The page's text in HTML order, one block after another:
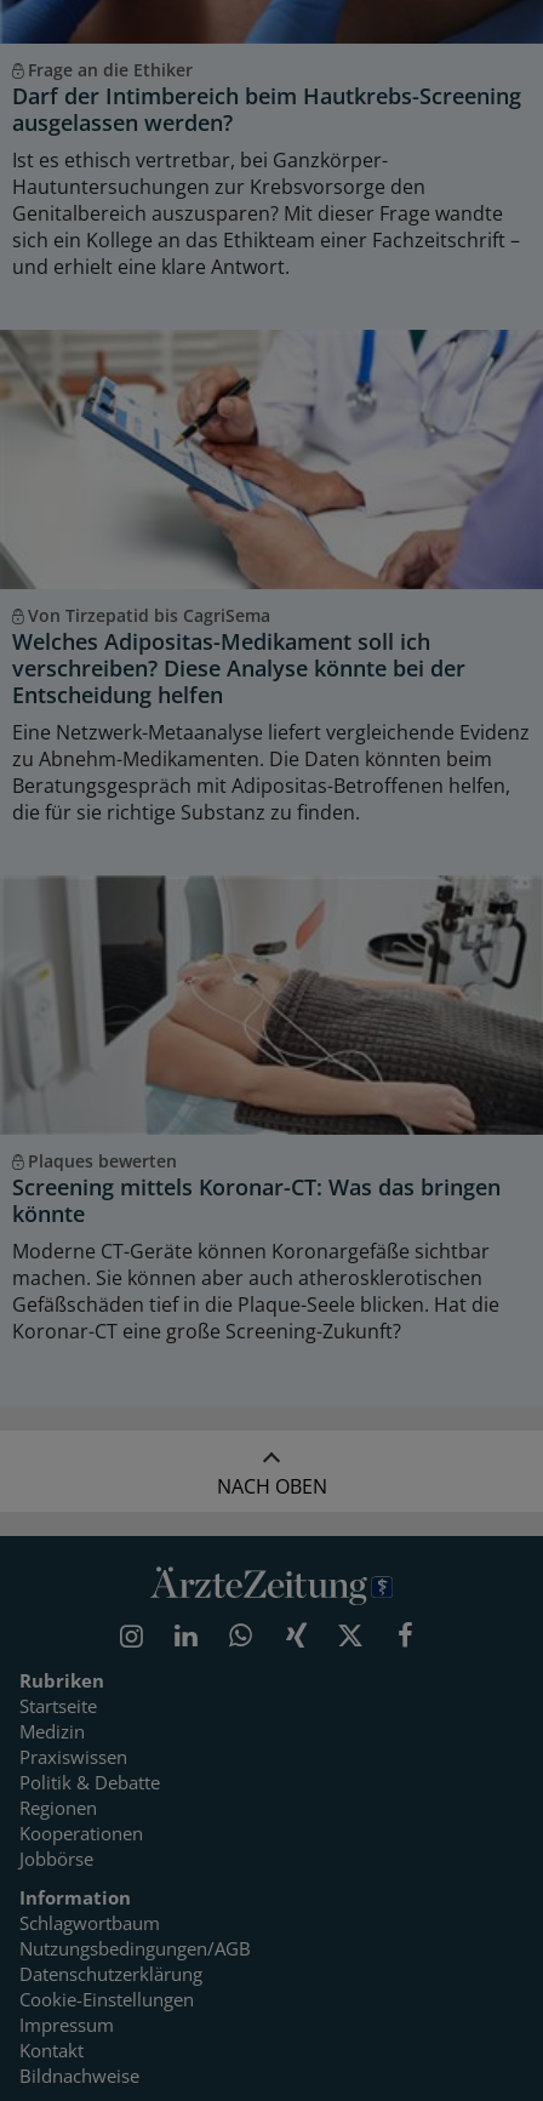
Frage an die Ethiker
Darf der Intimbereich beim Hautkrebs-Screening
ausgelassen werden?
Ist es ethisch vertretbar, bei Ganzkörper-
Hautuntersuchungen zur Krebsvorsorge den
Genitalbereich auszusparen? Mit dieser Frage wandte
sich ein Kollege an das Ethikteam einer Fachzeitschrift –
und erhielt eine klare Antwort.
Von Tirzepatid bis CagriSema
Welches Adipositas-Medikament soll ich
verschreiben? Diese Analyse könnte bei der
Entscheidung helfen
Eine Netzwerk-Metaanalyse liefert vergleichende Evidenz
zu Abnehm-Medikamenten. Die Daten könnten beim
Beratungsgespräch mit Adipositas-Betroffenen helfen,
die für sie richtige Substanz zu finden.
Plaques bewerten
Screening mittels Koronar-CT: Was das bringen
könnte
Moderne CT-Geräte können Koronargefäße sichtbar
machen. Sie können aber auch atherosklerotischen
Gefäßschäden tief in die Plaque-Seele blicken. Hat die
Koronar-CT eine große Screening-Zukunft?
NACH OBEN
Rubriken
Startseite
Medizin
Praxiswissen
Politik & Debatte
Regionen
Kooperationen
Jobbörse
Information
Schlagwortbaum
Nutzungsbedingungen/AGB
Datenschutzerklärung
Cookie-Einstellungen
Impressum
Kontakt
Bildnachweise